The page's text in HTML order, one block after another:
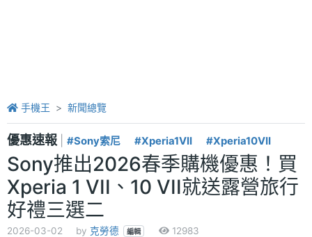
手機王 新聞總覽
優惠速報 #Sony索尼 #Xperia1VII #Xperia10VII
Sony推出2026春季購機優惠！買
Xperia 1 VII、10 VII就送露營旅行
好禮三選二
2026-03-02 by 克勞德 編輯 12983